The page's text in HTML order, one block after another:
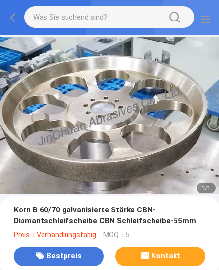
1/1
Korn B 60/70 galvanisierte Stärke CBN-
Diamantschleifscheibe CBN Schleifscheibe-55mm
Preis：Verhandlungsfähig MOQ：5
Bestpreis Kontakt